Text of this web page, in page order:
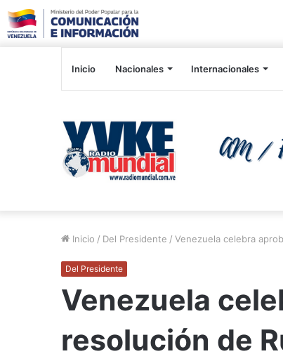
Inicio Nacionales Internacionales
Inicio / Del Presidente / Venezuela celebra
Del Presidente
Venezuela
resolución de